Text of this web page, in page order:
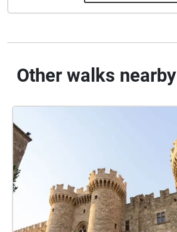
Other walks nearby